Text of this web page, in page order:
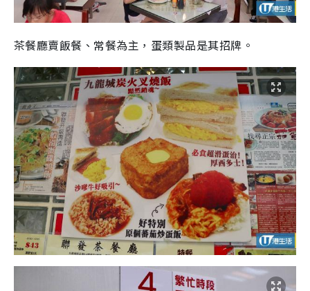
茶餐廳賣飯餐、常餐為主，蛋類製品是其招牌。